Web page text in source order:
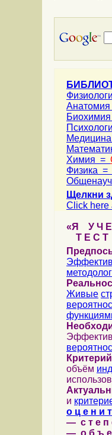
Анатомия
Химия =
Физика =
Щелкни
Click here
«Я У Ч Е
Т Е С Т
Живые
Критерий
объём
и
о ц е н и
— с т е п
— о б ъ